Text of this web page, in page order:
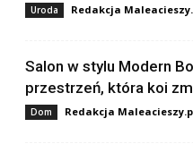
Uroda Redakcja
Salon w stylu Modern
przestrzeń, która koi
Dom Redakcja